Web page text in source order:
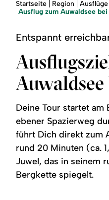
Region
Service
Sie
sind
Startseite Region
Ausflug zum Auwaldsee
Entspannt
Deine Tour startet am
ebener Spazierweg
führt Dich direkt zum
rund 20 Minuten (ca.
Juwel, das in seinem
Bergkette spiegelt.